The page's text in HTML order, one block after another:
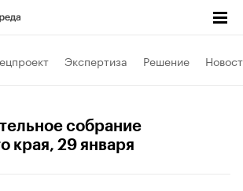
Экспертиза Решение
собрание
края, 29 января